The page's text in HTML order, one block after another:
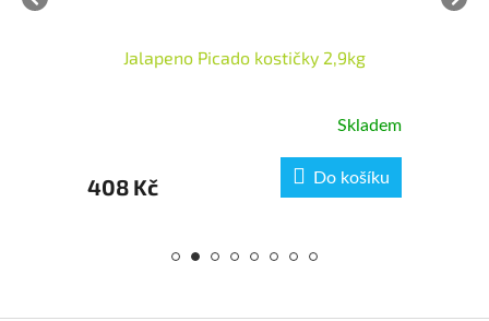
Jalapeno Picado kostičky 2,9kg
Skladem
408 Kč Do košíku